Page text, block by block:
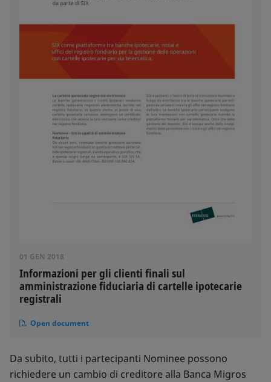
01 GEN 2018
Informazioni per gli clienti finali sul
amministrazione fiduciaria di cartelle ipotecarie
registrali
Open document
Da subito, tutti i partecipanti Nominee possono
richiedere un cambio di creditore alla Banca Migros